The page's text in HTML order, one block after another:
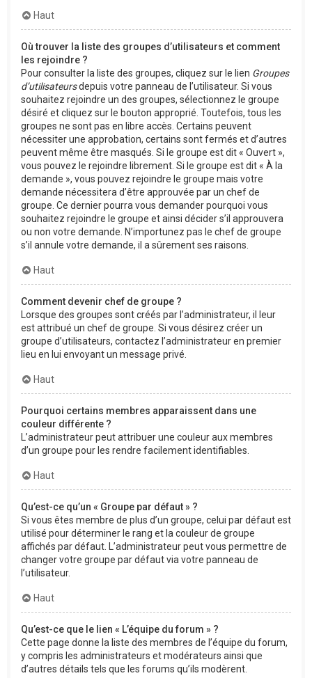
Haut
Où trouver la liste des groupes d’utilisateurs et comment
les rejoindre ?
Pour consulter la liste des groupes, cliquez sur le lien Groupes
d’utilisateursdepuis votre panneau de l’utilisateur. Si vous
souhaitez rejoindre un des groupes, sélectionnez le groupe
désiré et cliquez sur le bouton approprié. Toutefois, tous les
groupes ne sont pas en libre accès. Certains peuvent
nécessiter une approbation, certains sont fermés et d’autres
peuvent même être masqués. Si le groupe est dit « Ouvert »,
vous pouvez le rejoindre librement. Si le groupe est dit « À la
demande », vous pouvez rejoindre le groupe mais votre
demande nécessitera d’être approuvée par un chef de
groupe. Ce dernier pourra vous demander pourquoi vous
souhaitez rejoindre le groupe et ainsi décider s’il approuvera
ou non votre demande. N’importunez pas le chef de groupe
s’il annule votre demande, il a sûrement ses raisons.
Haut
Comment devenir chef de groupe ?
Lorsque des groupes sont créés par l’administrateur, il leur
est attribué un chef de groupe. Si vous désirez créer un
groupe d’utilisateurs, contactez l’administrateur en premier
lieu en lui envoyant un message privé.
Haut
Pourquoi certains membres apparaissent dans une
couleur différente ?
L’administrateur peut attribuer une couleur aux membres
d’un groupe pour les rendre facilement identifiables.
Haut
Qu’est-ce qu’un « Groupe par défaut » ?
Si vous êtes membre de plus d’un groupe, celui par défaut est
utilisé pour déterminer le rang et la couleur de groupe
affichés par défaut. L’administrateur peut vous permettre de
changer votre groupe par défaut via votre panneau de
l’utilisateur.
Haut
Qu’est-ce que le lien « L’équipe du forum » ?
Cette page donne la liste des membres de l’équipe du forum,
y compris les administrateurs et modérateurs ainsi que
d’autres détails tels que les forums qu’ils modèrent.